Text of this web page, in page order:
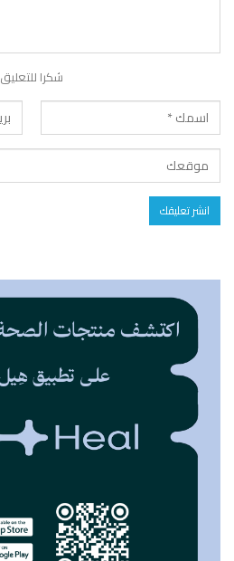
شكرا للتعليق